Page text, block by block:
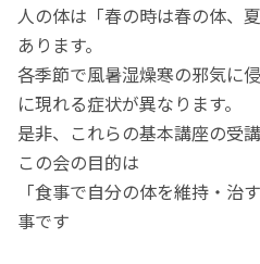
人の体は「春の時は春の体、
あります。
各季節で風暑湿燥寒の邪気に
に現れる症状が異なります。
是非、これらの基本講座の受
この会の目的は
「食事で自分の体を維持・治
事です